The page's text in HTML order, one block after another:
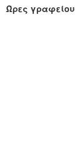
Ώρες γραφείου